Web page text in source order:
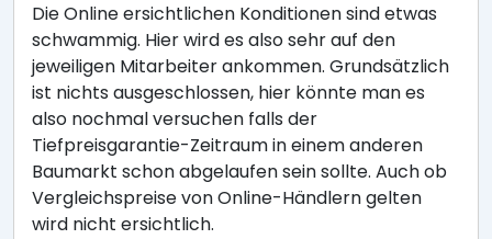
Die Online ersichtlichen Konditionen sind etwas
schwammig. Hier wird es also sehr auf den
jeweiligen Mitarbeiter ankommen. Grundsätzlich
ist nichts ausgeschlossen, hier könnte man es
also nochmal versuchen falls der
Tiefpreisgarantie-Zeitraum in einem anderen
Baumarkt schon abgelaufen sein sollte. Auch ob
Vergleichspreise von Online-Händlern gelten
wird nicht ersichtlich.